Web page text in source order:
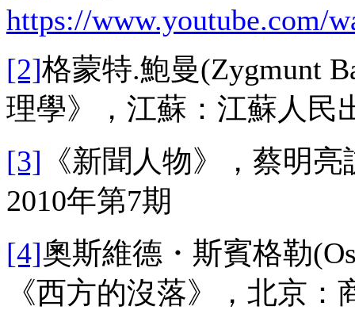
https://www.youtube.com/
[2]格蒙特.鮑曼(Zygmunt
理學》，江蘇：江蘇人民
[3] 《新聞人物》，蔡明
2010年第7期
[4]奧斯維德・斯賓格勒
《西方的沒落》，北京：